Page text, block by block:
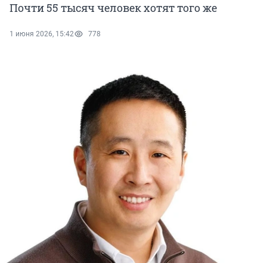
Почти 55 тысяч человек хотят того же
1 июня 2026, 15:42 778